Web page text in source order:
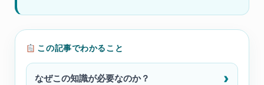
この記事でわかること
なぜこの知識が必要なのか？